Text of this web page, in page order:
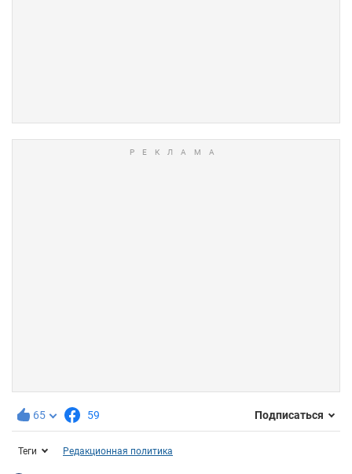
65 59 Подписаться
Теги Редакционная политика